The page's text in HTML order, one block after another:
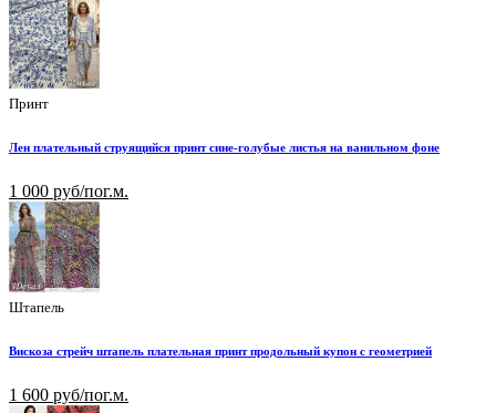
Принт
Лен плательный струящийся принт сине-голубые листья на ванильном фоне
1 000 руб/пог.м.
Штапель
Вискоза стрейч штапель плательная принт продольный купон с геометрией
1 600 руб/пог.м.